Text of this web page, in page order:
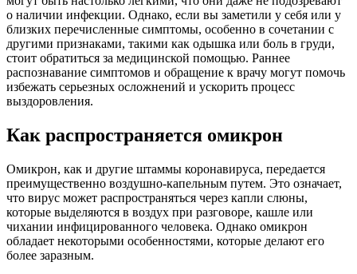
о наличии инфекции. Однако, если вы заметили у себя или у
близких перечисленные симптомы, особенно в сочетании с
другими признаками, такими как одышка или боль в груди,
стоит обратиться за медицинской помощью. Раннее
распознавание симптомов и обращение к врачу могут помочь
избежать серьезных осложнений и ускорить процесс
выздоровления.
Как распространяется омикрон
Омикрон, как и другие штаммы коронавируса, передается
преимущественно воздушно-капельным путем. Это означает,
что вирус может распространяться через капли слюны,
которые выделяются в воздух при разговоре, кашле или
чихании инфицированного человека. Однако омикрон
обладает некоторыми особенностями, которые делают его
более заразным.